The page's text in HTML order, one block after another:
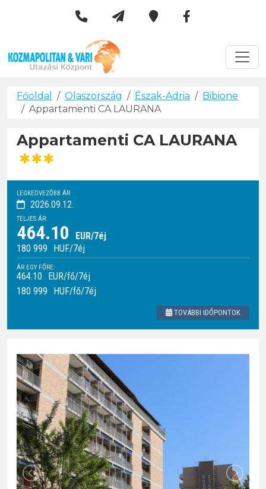
Kozmapolitan & Vári Utazási
Főoldal Olaszország Észak-Adria
Bibione
Appartamenti CA LAURANA
Appartamenti CA LAURANA
***
LEGKEDVEZŐBB ÁR
2026.09.12.
TELJES ÁR:
464.10
EUR/7éj
180 999
HUF/7éj
ÁR EGY FŐRE:
464.10
EUR/fő/7éj
180 999
HUF/fő/7éj
TOVÁBBI IDŐPONTOK